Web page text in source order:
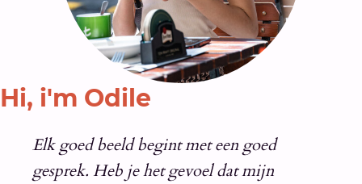
Hi, i'm Odile
Elk goed beeld begint met een goed
gesprek. Heb je het gevoel dat mijn